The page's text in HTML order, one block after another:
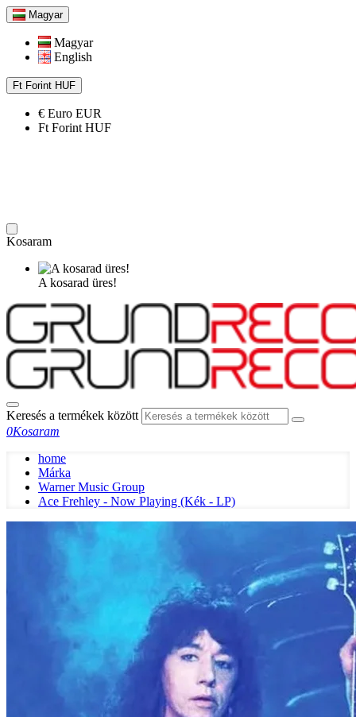
Magyar
Magyar
English
Ft Forint HUF
€ Euro EUR
Ft Forint HUF
Kosaram
A kosarad üres!
Keresés a termékek között
0Kosaram
home
Márka
Warner Music Group
Ace Frehley - Now Playing (Kék - LP)